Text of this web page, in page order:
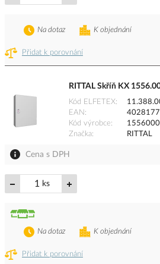
Přidat k porovnání
K objednání
Na dotaz
RITTAL Skříň KX
Kód ELFETEX
EAN
Kód výrobce
1556000
Značka
RITTAL
Cena s DPH
ks
Přidat k porovnání
K objednání
Na dotaz